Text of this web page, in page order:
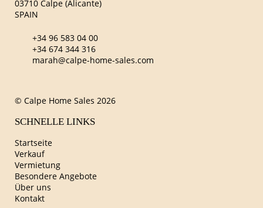
03710 Calpe (Alicante)
SPAIN
+34 96 583 04 00
+34 674 344 316
marah@calpe-home-sales.com
© Calpe Home Sales 2026
SCHNELLE LINKS
Startseite
Verkauf
Vermietung
Besondere Angebote
Über uns
Kontakt